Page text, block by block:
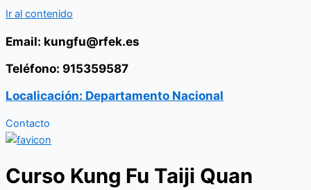
Ir al contenido
Email: kungfu@rfek.es
Teléfono: 915359587
Localicación: Departamento Nacional
Contacto
Curso Kung Fu Taiji Quan